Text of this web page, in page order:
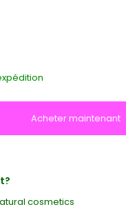
Acheter maintenant
cosmetics